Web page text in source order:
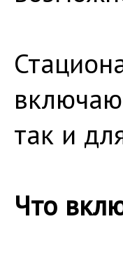
так и
Что